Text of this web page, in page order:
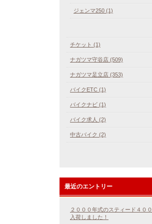
ジェンマ250 (1)
チケット (1)
ナガツマ守谷店 (509)
ナガツマ足立店 (353)
バイクETC (1)
バイクナビ (1)
バイク求人 (2)
中古バイク (2)
最近のエントリー
２０００年式のスティード４００
入荷しました！